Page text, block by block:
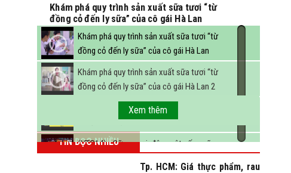
Khám phá quy trình sản xuất sữa tươi “từ
đồng cỏ đến ly sữa” của cô gái Hà Lan
Khám phá quy trình sản xuất sữa tươi “từ
đồng cỏ đến ly sữa” của cô gái Hà Lan
Khám phá quy trình sản xuất sữa tươi “từ
đồng cỏ đến ly sữa” của cô gái Hà Lan 2
FBNC - Ngành sữa hướng tới mục tiêu 3,4 tỷ
lít sữa vào năm 2025
(VTC14) - Sữa ngoại, động vật sống sẽ
Xem thêm
TIN ĐỌC NHIỀU
Tp. HCM: Giá thực phẩm, rau